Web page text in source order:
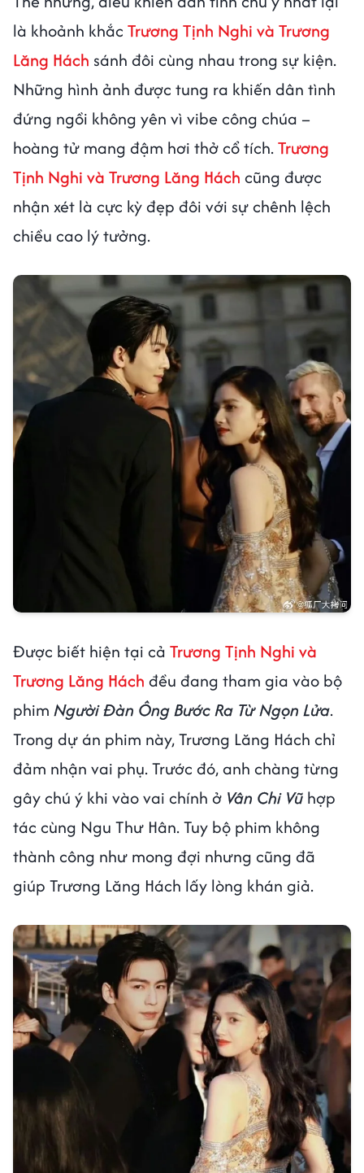
là khoảnh khắc Trương Tịnh Nghi và Trương
Lăng Hách sánh đôi cùng nhau trong sự kiện.
Những hình ảnh được tung ra khiến dân tình
đứng ngồi không yên vì vibe công chúa –
hoàng tử mang đậm hơi thở cổ tích.Trương
Tịnh Nghi và Trương Lăng Hách cũng được
nhận xét là cực kỳ đẹp đôi với sự chênh lệch
chiều cao lý tưởng.
Được biết hiện tại cả Trương Tịnh Nghi và
Trương Lăng Hách đều đang tham gia vào bộ
phim Người Đàn Ông Bước Ra Từ Ngọn Lửa.
Trong dự án phim này, Trương Lăng Hách chỉ
đảm nhận vai phụ. Trước đó, anh chàng từng
gây chú ý khi vào vai chính ở Vân Chi Vũ hợp
tác cùng Ngu Thư Hân. Tuy bộ phim không
thành công như mong đợi nhưng cũng đã
giúp Trương Lăng Hách lấy lòng khán giả.